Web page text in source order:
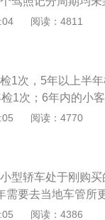
续的车；5、满足
。请表，并提交机动
驾照记分周期均未
10年有效期限的
满12分的，到时候
用60岁，等60岁
阅读：4811
1次，5年以上半
1次；6年内的小
在的汽车年检不
车管所检测，但
城市服务那里免费
车辆检验合格标志
阅读：4770
型轿车处于刚购
需要去当地车管所
审时需携带行车
阅读：4386